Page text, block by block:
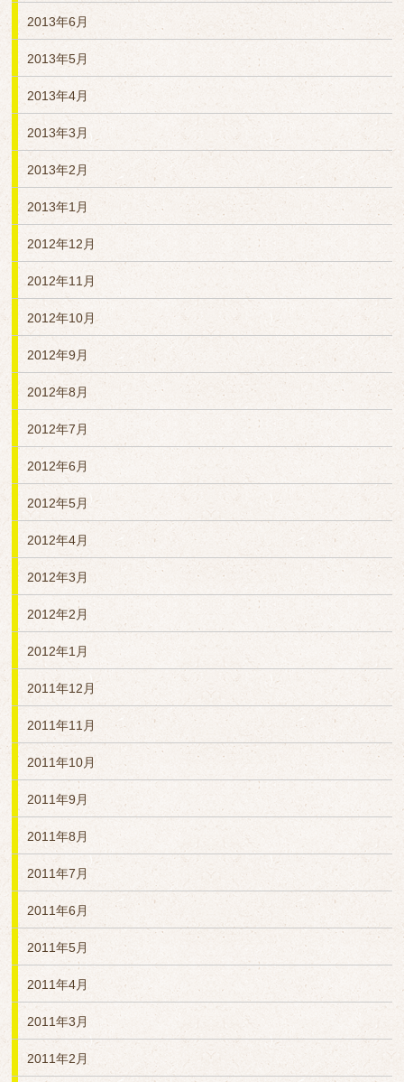
2013年6月
2013年5月
2013年4月
2013年3月
2013年2月
2013年1月
2012年12月
2012年11月
2012年10月
2012年9月
2012年8月
2012年7月
2012年6月
2012年5月
2012年4月
2012年3月
2012年2月
2012年1月
2011年12月
2011年11月
2011年10月
2011年9月
2011年8月
2011年7月
2011年6月
2011年5月
2011年4月
2011年3月
2011年2月